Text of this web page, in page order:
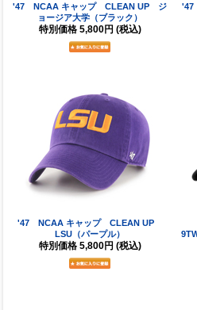
'47 NCAA キャップ CLEAN UP ジ
ョージア大学（ブラック）
特別価格 5,800円 (税込)
'47
'47 NCAA キャップ CLEAN UP
LSU（パープル）
特別価格 5,800円 (税込)